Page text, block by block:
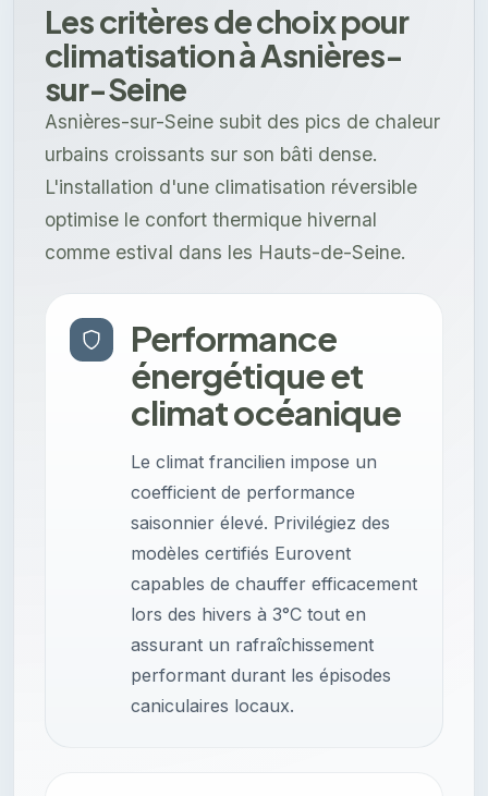
Les critères de choix pour
climatisation à Asnières-
sur-Seine
Asnières-sur-Seine subit des pics de chaleur
urbains croissants sur son bâti dense.
L'installation d'une climatisation réversible
optimise le confort thermique hivernal
comme estival dans les Hauts-de-Seine.
Performance
énergétique et
climat océanique
Le climat francilien impose un
coefficient de performance
saisonnier élevé. Privilégiez des
modèles certifiés Eurovent
capables de chauffer efficacement
lors des hivers à 3°C tout en
assurant un rafraîchissement
performant durant les épisodes
caniculaires locaux.